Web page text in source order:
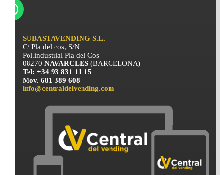
SUBASTAVENDING S.L.
C/ Pla del cos, S/N
Pol.industrial Pla del Cos
08270NAVARCLES(BARCELONA)
Tel: +34 93 831 11 15
Mov. 681 389 608
info@centraldelvending.com